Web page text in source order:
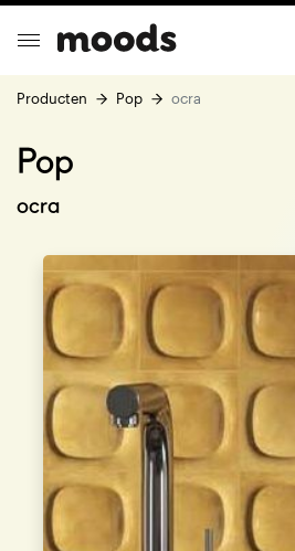
Producten Pop ocra
Pop
ocra